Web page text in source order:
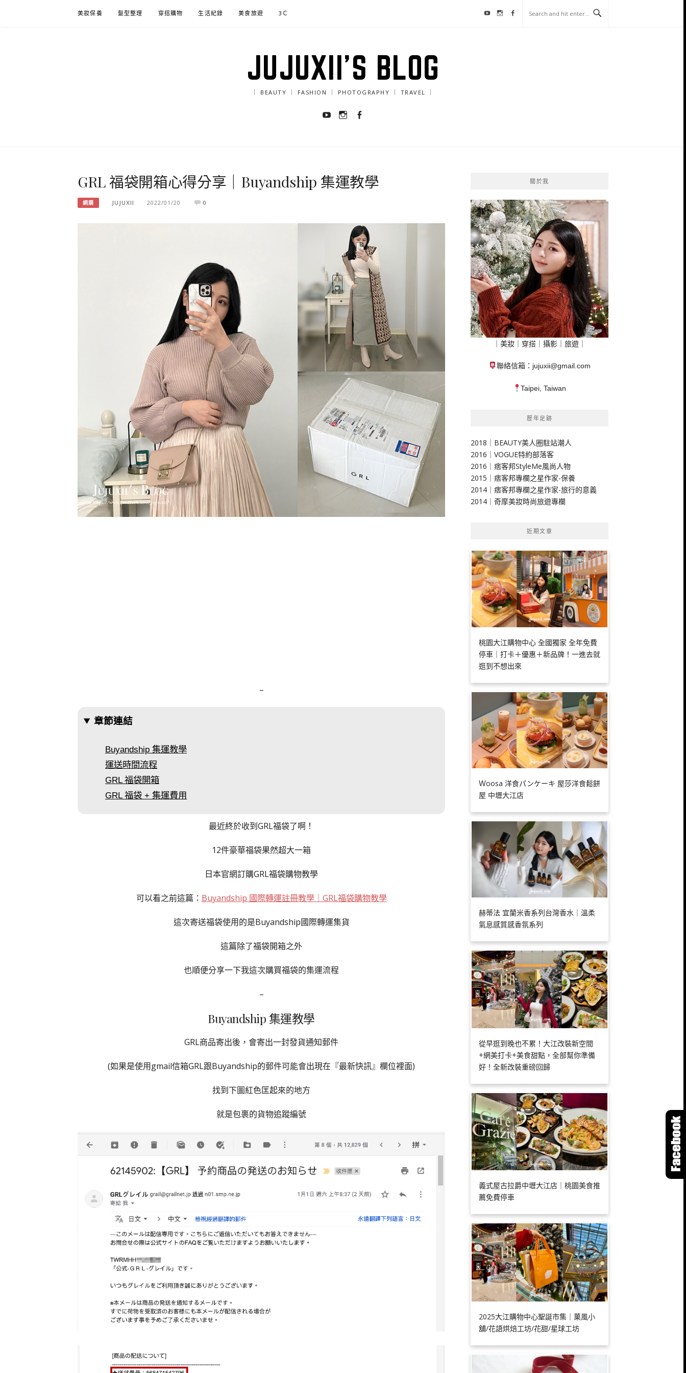
美妝保養 髮型整理 穿搭購物 生活紀錄 美食旅遊 3Ｃ Youtube
Instagram
Facebook
JUJUXII'S BLOG
｜ BEAUTY ｜ FASHION ｜ PHOTOGRAPHY ｜ TRAVEL ｜
YoutubeInstagram
GRL 福袋開箱心得分享｜Buyandship 集運教學
網購 JUJUXII 2022/01/20 0
–
章節連結
Buyandship 集運教學
運送時間流程
GRL 福袋開箱
GRL 福袋 + 集運費用
最近終於收到GRL福袋了啊！
12件豪華福袋果然超大一箱
日本官網訂購GRL福袋購物教學
可以看之前這篇： Buyandship 國際轉運註冊教學｜GRL福袋購物教學
這次寄送福袋使用的是Buyandship國際轉運集貨
這篇除了福袋開箱之外
也順便分享一下我這次購買福袋的集運流程
–
Buyandship 集運教學
GRL商品寄出後，會寄出一封發貨通知郵件
(如果是使用gmail信箱GRL跟Buyandship的郵件可能會出現在『最新快訊』欄位裡面)
找到下圖紅色匡起來的地方
就是包裹的貨物追蹤編號
關於我
｜美妝｜穿搭｜攝影｜旅遊｜
聯絡信箱： jujuxii@gmail.com
Taipei, Taiwan
歷年足跡
2018｜BEAUTY美人圈駐站潮人
2016｜VOGUE特約部落客
2016｜痞客邦StyleMe風尚人物
2015｜痞客邦專欄之星作家-保養
2014｜痞客邦專欄之星作家-旅行的意義
2014｜奇摩美妝時尚旅遊專欄
近期文章
桃園大江購物中心 全國獨家 全年免費
停車｜打卡＋優惠＋新品牌！一進去就
逛到不想出來
Ｗoosa 洋食パンケーキ 屋莎洋食鬆餅
屋 中壢大江店
赫蒂法 宜蘭米香系列台灣香水｜溫柔
氣息感質感香氛系列
從早逛到晚也不累！大江改裝新空間
+網美打卡+美食甜點，全部幫你準備
好！全新改裝重磅回歸
義式屋古拉爵中壢大江店｜桃園美食推
薦免費停車
2025大江購物中心聖誕市集｜菓風小
舖/花語烘焙工坊/花甜/星球工坊